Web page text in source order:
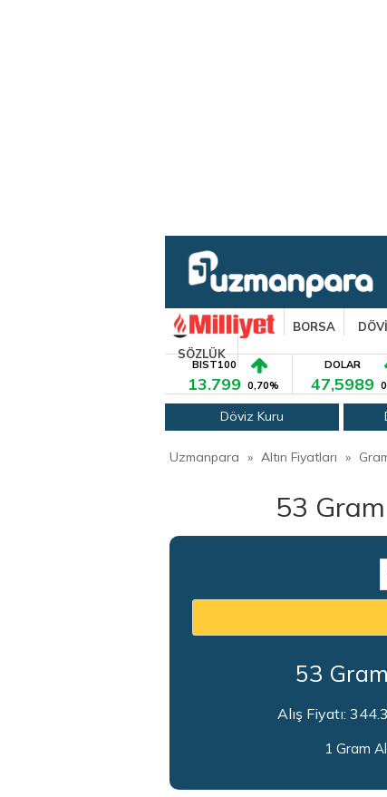
BORSA
SÖZLÜK
BIST100
13.799 0,70%
DOLAR
47,5989
Döviz Kuru
Uzmanpara » Altın Fiyatları »
53
53
Alış Fiyatı:
1 Gram